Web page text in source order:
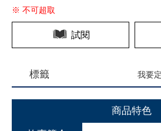
※ 不可超取
試閱
標籤 我要
商品特色